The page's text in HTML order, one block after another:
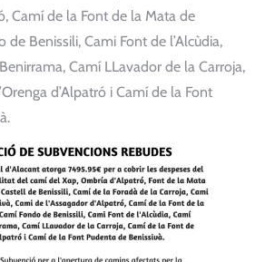
Camí de la Font de la Mata de
de Benissili, Cami Font de l’Alcùdia,
Camí LLavador de la Carroja,
d’Alpatró i Camí de la Font